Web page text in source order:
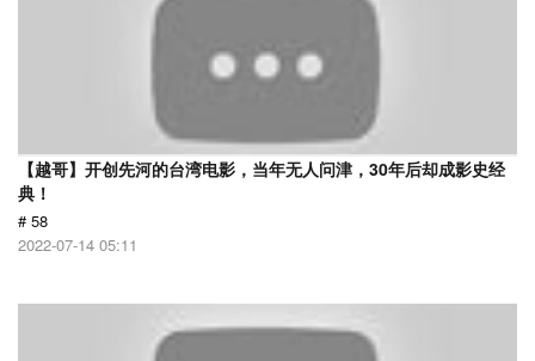
【越哥】开创先河的台湾电影，当年无人问津，30年后却成影史经
典！
# 58
2022-07-14 05:11